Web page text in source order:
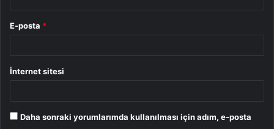
E-posta *
İnternet sitesi
Daha sonraki yorumlarımda kullanılması için adım, e-posta